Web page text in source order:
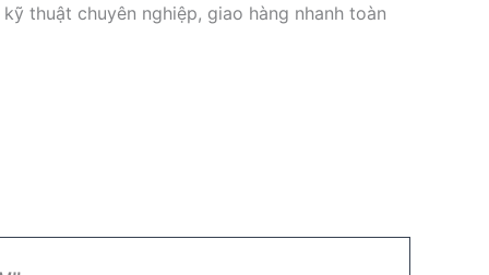
thuật chuyên nghiệp, giao hàng nhanh toàn